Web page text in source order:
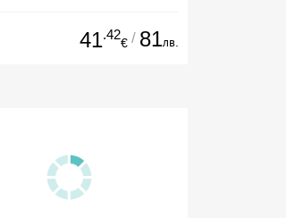
41.42
€ / 81лв.